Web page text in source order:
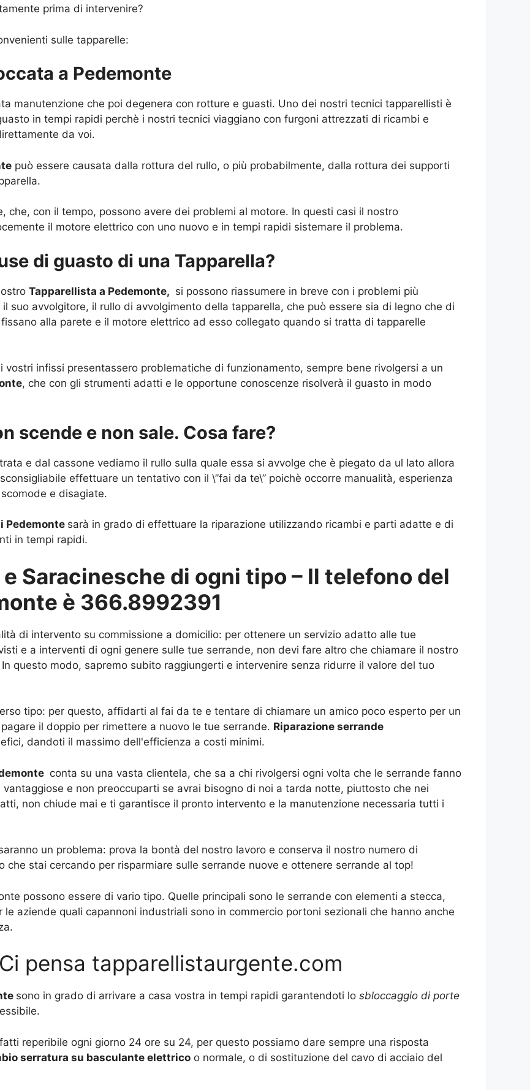
prima di intervenire?
sulle tapparelle:
a Pedemonte
manutenzione che poi degenera con rotture e guasti. Uno dei nostri tecnici tapparellisti è
in tempi rapidi perchè i nostri tecnici viaggiano con furgoni attrezzati di ricambi e
da voi.
può essere causata dalla rottura del rullo, o più probabilmente, dalla rottura dei supporti
con il tempo, possono avere dei problemi al motore. In questi casi il nostro
il motore elettrico con uno nuovo e in tempi rapidi sistemare il problema.
di guasto di una Tapparella?
Tapparellista a Pedemonte, si possono riassumere in breve con i problemi più
suo avvolgitore, il rullo di avvolgimento della tapparella, che può essere sia di legno che di
alla parete e il motore elettrico ad esso collegato quando si tratta di tapparelle
infissi presentassero problematiche di funzionamento, sempre bene rivolgersi a un
, che con gli strumenti adatti e le opportune conoscenze risolverà il guasto in modo
scende e non sale. Cosa fare?
e dal cassone vediamo il rullo sulla quale essa si avvolge che è piegato da ul lato allora
effettuare un tentativo con il \”fai da te\” poichè occorre manualità, esperienza
e disagiate.
Pedemonte sarà in grado di effettuare la riparazione utilizzando ricambi e parti adatte e di
in tempi rapidi.
Saracinesche di ogni tipo – Il telefono del
è 366.8992391
di intervento su commissione a domicilio: per ottenere un servizio adatto alle tue
e a interventi di ogni genere sulle tue serrande, non devi fare altro che chiamare il nostro
questo modo, sapremo subito raggiungerti e intervenire senza ridurre il valore del tuo
tipo: per questo, affidarti al fai da te e tentare di chiamare un amico poco esperto per un
il doppio per rimettere a nuovo le tue serrande. Riparazione serrande
dandoti il massimo dell'efficienza a costi minimi.
conta su una vasta clientela, che sa a chi rivolgersi ogni volta che le serrande fanno
e non preoccuparti se avrai bisogno di noi a tarda notte, piuttosto che nei
non chiude mai e ti garantisce il pronto intervento e la manutenzione necessaria tutti i
un problema: prova la bontà del nostro lavoro e conserva il nostro numero di
stai cercando per risparmiare sulle serrande nuove e ottenere serrande al top!
possono essere di vario tipo. Quelle principali sono le serrande con elementi a stecca,
aziende quali capannoni industriali sono in commercio portoni sezionali che hanno anche
pensa tapparellistaurgente.com
sono in grado di arrivare a casa vostra in tempi rapidi garantendoti lo sbloccaggio di porte
reperibile ogni giorno 24 ore su 24, per questo possiamo dare sempre una risposta
serratura su basculante elettrico o normale, o di sostituzione del cavo di acciaio del